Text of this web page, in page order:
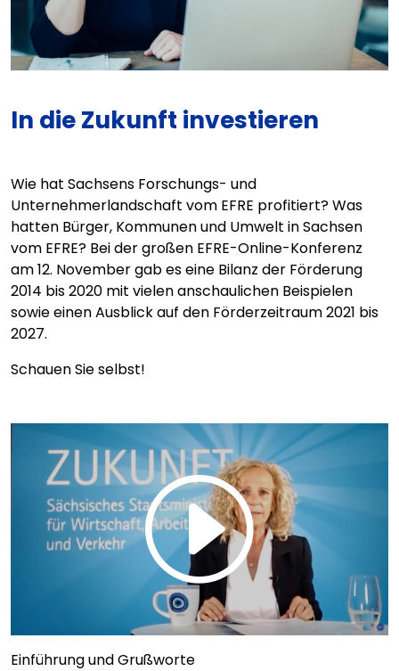
In die Zukunft investieren
Wie hat Sachsens Forschungs- und
Unternehmerlandschaft vom EFRE profitiert? Was
hatten Bürger, Kommunen und Umwelt in Sachsen
vom EFRE? Bei der großen EFRE-Online-Konferenz
am 12. November gab es eine Bilanz der Förderung
2014 bis 2020 mit vielen anschaulichen Beispielen
sowie einen Ausblick auf den Förderzeitraum 2021 bis
2027.
Schauen Sie selbst!
Einführung und Grußworte